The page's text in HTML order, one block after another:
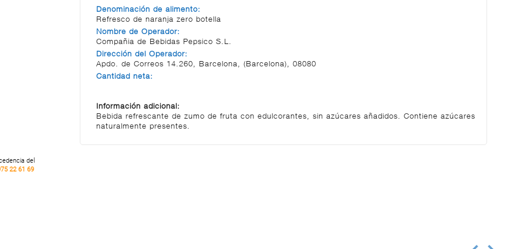
Denominación de alimento:
Refresco de naranja zero botella
Nombre de Operador:
Compañia de Bebidas Pepsico S.L.
Dirección del Operador:
Apdo. de Correos 14.260, Barcelona, (Barcelona), 08080
Cantidad neta:
Información adicional:
Bebida refrescante de zumo de fruta con edulcorantes, sin azúcares añadidos. Contiene azúcares
naturalmente presentes.
del
22 61 69